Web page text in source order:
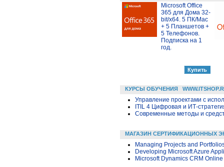
Microsoft Office
365 для Дома 32-
bit/x64. 5 ПК/Mac
+ 5 Планшетов +
5 Телефонов.
Подписка на 1
год.
КУРСЫ ОБУЧЕНИЯ
Управление проектами с
ITIL 4 Цифровая и ИТ-
Современные методы и
МАГАЗИН СЕРТИФИКАЦИОННЫХ
Managing Projects and
Developing Microsoft Azure
Microsoft Dynamics CRM